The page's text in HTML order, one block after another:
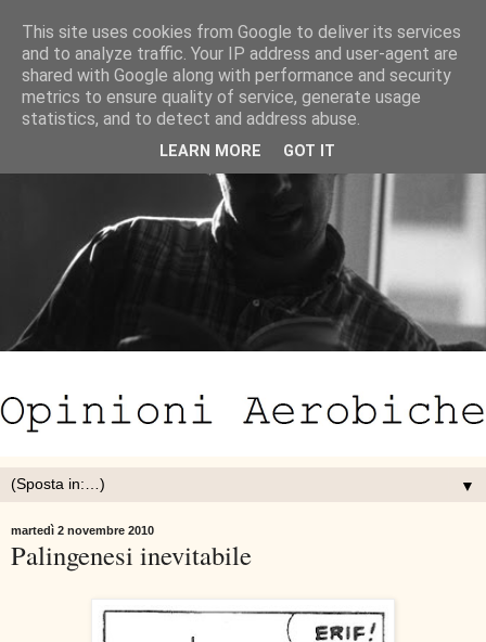
▼
martedì 2 novembre 2010
Palingenesi inevitabile
This site uses cookies from Google to deliver its services
and to analyze traffic. Your IP address and user-agent are
shared with Google along with performance and security
metrics to ensure quality of service, generate usage
statistics, and to detect and address abuse.
LEARN MORE GOT IT